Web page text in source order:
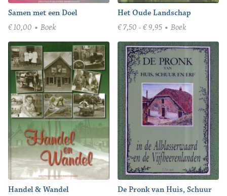
Samen met een Doel
€10,00 Boek
Het Oude Landschap
€7,50 -€9,95Prijsklasse:
€ 7,50
tot
€ 9,95
Boek
Handel & Wandel
De Pronk van Huis, Schuur